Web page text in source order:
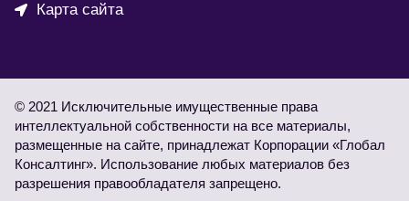
Карта сайта
© 2021 Исключительные имущественные права
интеллектуальной собственности на все материалы,
размещенные на сайте, принадлежат Корпорации «Глобал
Консалтинг». Использование любых материалов без
разрешения правообладателя запрещено.